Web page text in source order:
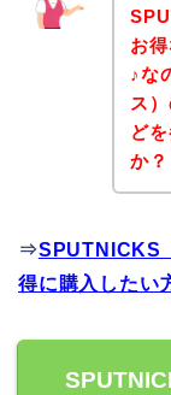
お
♪な
ス
ど
か？
⇒SPUTNICKS
得に購入したい